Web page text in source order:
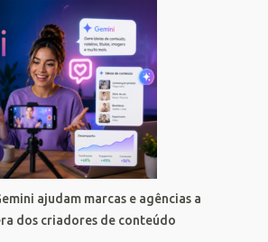
ajudam marcas e agências a
dos criadores de conteúdo